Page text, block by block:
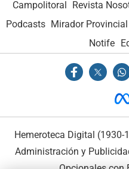
Campolitoral Revista
Podcasts Mirador Provincial
Notife
Hemeroteca Digital (1930-
Administración y